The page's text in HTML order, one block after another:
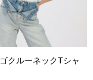
クルーネックTシャ